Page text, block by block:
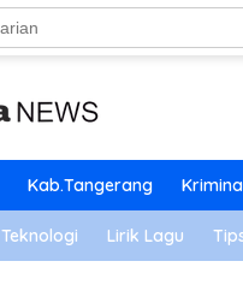
Kab.Tangerang
Teknologi Lirik Lagu